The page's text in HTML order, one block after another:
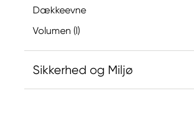
Dækkeevne
Volumen (l)
Sikkerhed og Miljø